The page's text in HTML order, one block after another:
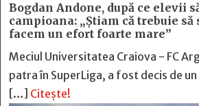
Bogdan Andone, după ce elevii
campioana: „Ştiam că trebuie să
facem un efort foarte mare”
Meciul Universitatea Craiova - FC
patra în SuperLiga, a fost decis de
[…] Citește!